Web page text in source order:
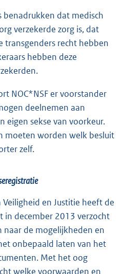
benadrukken dat medisch
verzekerde zorg is, dat
recht hebben
hebben deze
NOC*NSF er voorstander
deelnemen aan
eigen sekse van voorkeur.
moeten worden welk besluit
zelf.
Veiligheid en Justitie heeft de
in december 2013 verzocht
naar de mogelijkheden en
onbepaald laten van het
Met het oog
welke voorwaarden en